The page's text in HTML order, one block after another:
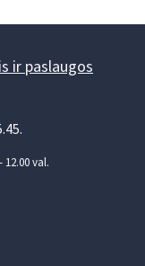
ir paslaugos
val.